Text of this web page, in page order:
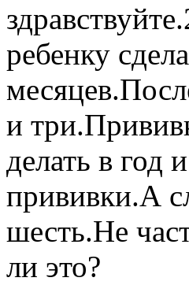
ребенку
и
делать в год
прививки.А
шесть.Не
ли это?